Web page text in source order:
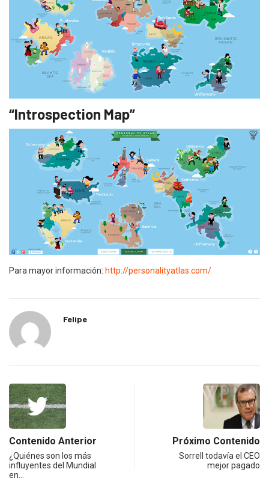
“Introspection Map”
Para mayor información: http://personalityatlas.com/
Felipe
Contenido Anterior
¿Quiénes son los más
influyentes del Mundial
en…
Próximo Contenido
Sorrell todavía el CEO
mejor pagado